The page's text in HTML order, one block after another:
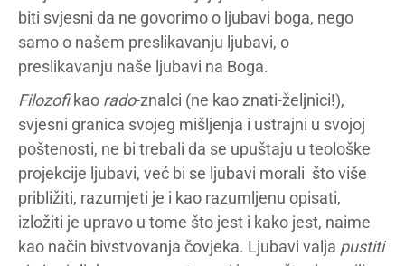
biti svjesni da ne govorimo o ljubavi boga, nego
samo o našem preslikavanju ljubavi, o
preslikavanju naše ljubavi na Boga.
Filozofikao rado-znalci (ne kao znati-željnici!),
svjesni granica svojeg mišljenja i ustrajni u svojoj
poštenosti, ne bi trebali da se upuštaju u teološke
projekcije ljubavi, već bi se ljubavi morali što više
približiti, razumjeti je i kao razumljenu opisati,
izložiti je upravo u tome što jest i kako jest, naime
kao način bivstvovanja čovjeka. Ljubavi valja pustiti